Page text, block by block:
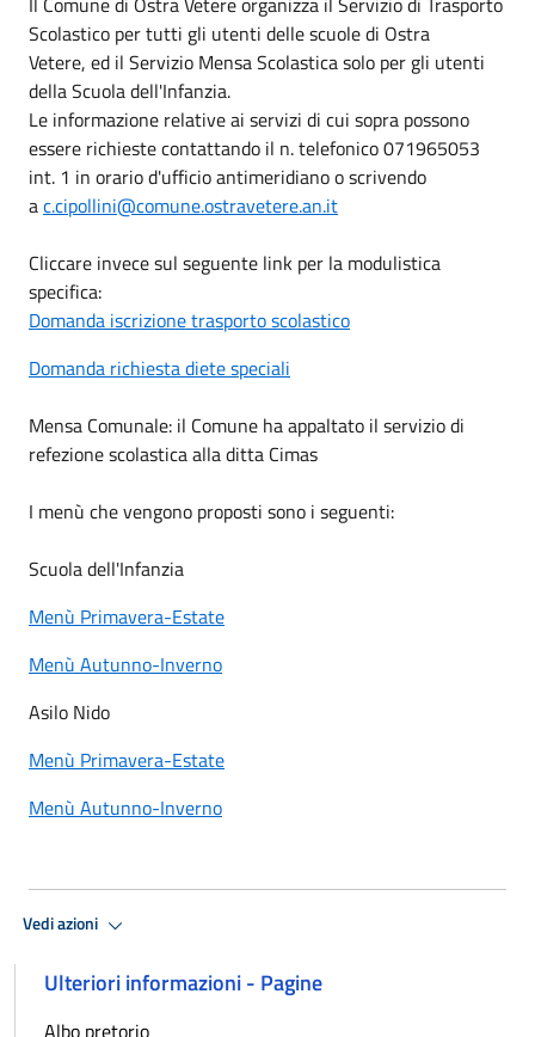
Scolastico per tutti gli utenti delle scuole di Ostra
Vetere, ed il Servizio Mensa Scolastica solo per gli utenti
della Scuola dell'Infanzia.
Le informazione relative ai servizi di cui sopra possono
essere richieste contattando il n. telefonico 071965053
int. 1 in orario d'ufficio antimeridiano o scrivendo
ac.cipollini@comune.ostravetere.an.it
Cliccare invece sul seguente link per la modulistica
specifica:
Domanda iscrizione trasporto scolastico
Domanda richiesta diete speciali
Mensa Comunale: il Comune ha appaltato il servizio di
refezione scolastica alla ditta Cimas
I menù che vengono proposti sono i seguenti:
Scuola dell'Infanzia
Menù Primavera-Estate
Menù Autunno-Inverno
Asilo Nido
Menù Primavera-Estate
Menù Autunno-Inverno
Vedi azioni
Ulteriori informazioni - Pagine
Albo pretorio